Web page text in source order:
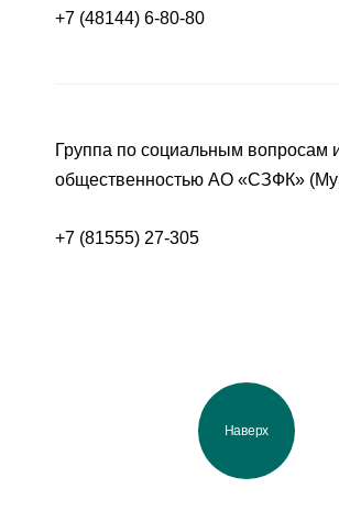
+7 (48144) 6-80-80
Группа по социальным вопросам
общественностью АО «СЗФК»
+7 (81555) 27-305
Наверх